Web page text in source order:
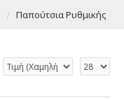
Παπούτσια Ρυθμικής